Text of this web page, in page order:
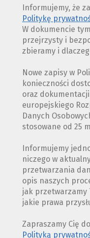
Informujemy, że
Politykę
W dokumencie
przejrzysty i
zbieramy i
Nowe zapisy w
konieczności
oraz
europejskiego
Danych
stosowane od 25
Informujemy
niczego w
przetwarzania
opis naszych
jak przetwarzamy
jakie prawa
Zapraszamy Cię
Polityką